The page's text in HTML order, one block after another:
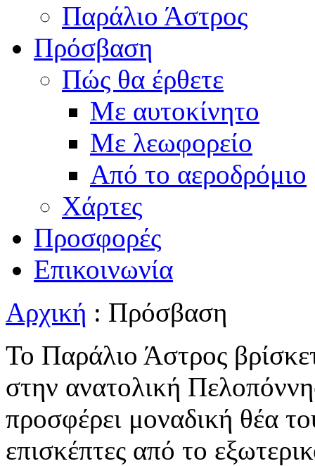
Παράλιο Άστρος
Πρόσβαση
Πώς θα έρθετε
Με αυτοκίνητο
Με λεωφορείο
Από το αεροδρόμιο
Χάρτες
Προσφορές
Επικοινωνία
Αρχική : Πρόσβαση
Το Παράλιο Άστρος
στην ανατολική
προσφέρει μοναδική θέα
επισκέπτες από το